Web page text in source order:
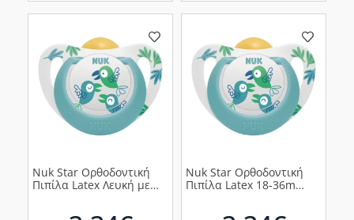
Nuk Star Ορθοδοντική
Πιπίλα Latex Λευκή με
Nuk Star Ορθοδοντική
Πιπίλα Latex 18-36m